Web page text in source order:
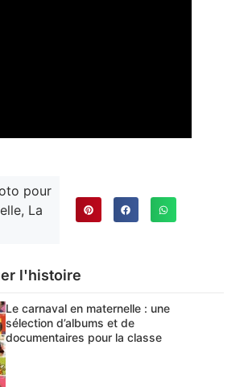
pour
, La
l'histoire
Le carnaval en maternelle : une
sélection d’albums et de
documentaires pour la classe